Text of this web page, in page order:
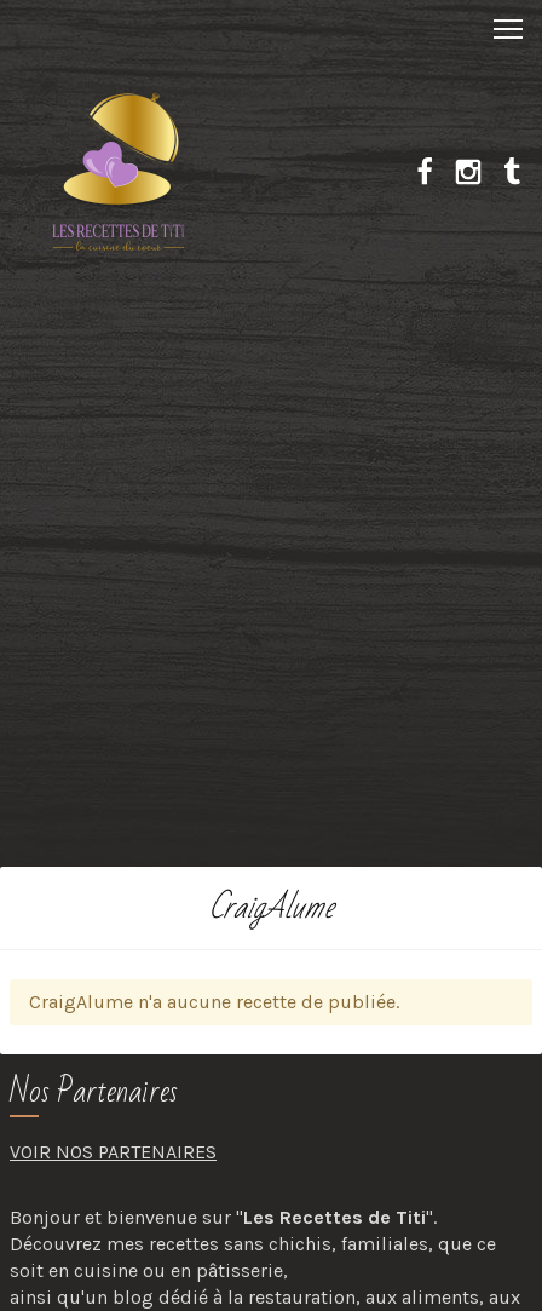
CraigAlume
CraigAlume n'a aucune recette de publiée.
Nos Partenaires
VOIR NOS PARTENAIRES
Bonjour et bienvenue sur "Les Recettes de Titi".
Découvrez mes recettes sans chichis, familiales, que ce
soit en cuisine ou en pâtisserie,
ainsi qu'un blog dédié à la restauration, aux aliments, aux